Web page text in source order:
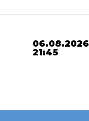
06.08.2026
21:45